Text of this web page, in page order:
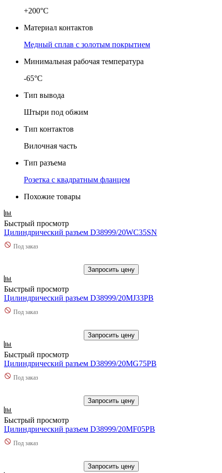
+200°C
Материал контактов
Медный сплав с золотым покрытием
Минимальная рабочая температура
-65°C
Тип вывода
Штыри под обжим
Тип контактов
Вилочная часть
Тип разъема
Розетка с квадратным фланцем
Похожие товары
Быстрый просмотр
Цилиндрический разъем D38999/20WC35SN
Под заказ
Запросить цену
Быстрый просмотр
Цилиндрический разъем D38999/20MJ33PB
Под заказ
Запросить цену
Быстрый просмотр
Цилиндрический разъем D38999/20MG75PB
Под заказ
Запросить цену
Быстрый просмотр
Цилиндрический разъем D38999/20MF05PB
Под заказ
Запросить цену